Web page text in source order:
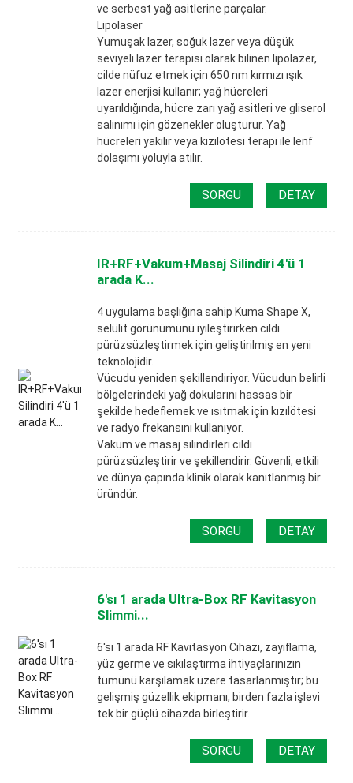
ve serbest yağ asitlerine parçalar.
Lipolaser
Yumuşak lazer, soğuk lazer veya düşük
seviyeli lazer terapisi olarak bilinen lipolazer,
cilde nüfuz etmek için 650 nm kırmızı ışık
lazer enerjisi kullanır; yağ hücreleri
uyarıldığında, hücre zarı yağ asitleri ve gliserol
salınımı için gözenekler oluşturur. Yağ
hücreleri yakılır veya kızılötesi terapi ile lenf
dolaşımı yoluyla atılır.
SORGU DETAY
IR+RF+Vakum+Masaj Silindiri 4'ü 1
arada K...
4 uygulama başlığına sahip Kuma Shape X,
selülit görünümünü iyileştirirken cildi
pürüzsüzleştirmek için geliştirilmiş en yeni
teknolojidir.
Vücudu yeniden şekillendiriyor. Vücudun belirli
bölgelerindeki yağ dokularını hassas bir
şekilde hedeflemek ve ısıtmak için kızılötesi
ve radyo frekansını kullanıyor.
Vakum ve masaj silindirleri cildi
pürüzsüzleştirir ve şekillendirir. Güvenli, etkili
ve dünya çapında klinik olarak kanıtlanmış bir
üründür.
SORGU DETAY
6'sı 1 arada Ultra-Box RF Kavitasyon
Slimmi...
6'sı 1 arada RF Kavitasyon Cihazı, zayıflama,
yüz germe ve sıkılaştırma ihtiyaçlarınızın
tümünü karşılamak üzere tasarlanmıştır; bu
gelişmiş güzellik ekipmanı, birden fazla işlevi
tek bir güçlü cihazda birleştirir.
SORGU DETAY